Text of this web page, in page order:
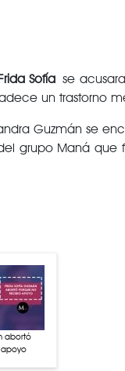
Sofíase
un trastorno
Guzmán se
grupo Maná que
abortó